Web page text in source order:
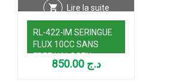
Lire la suite
RL-422-IM SERINGUE
FLUX 10CC SANS
FREE HALOGEN
د.ج 850.00